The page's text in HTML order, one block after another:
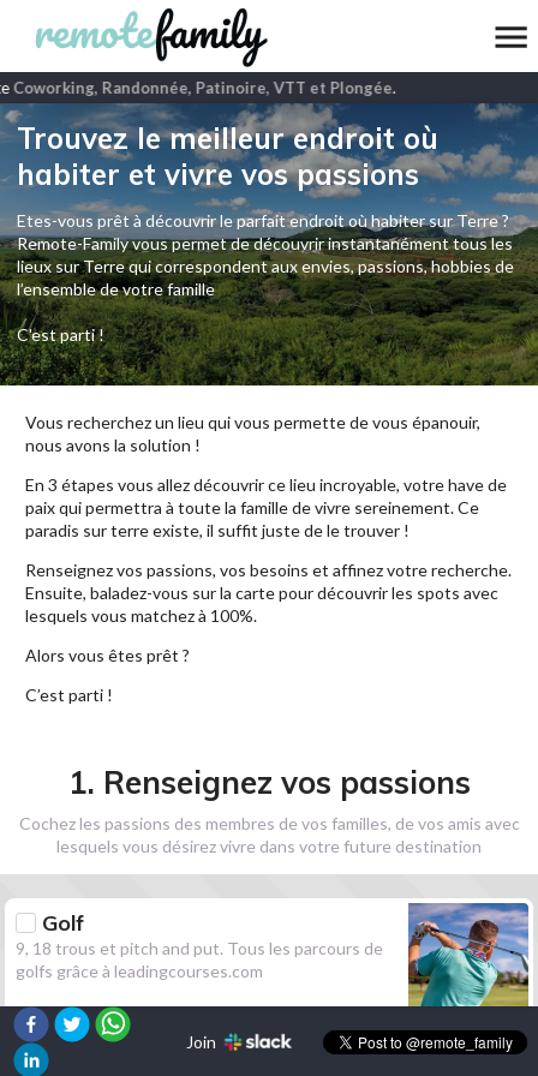
Coworking, Randonnée, Patinoire, VTT et Plongée.
Trouvez le meilleur endroit où
habiter et vivre vos passions
Etes-vous prêt à découvrir le parfait endroit où habiter sur Terre ?
Remote-Family vous permet de découvrir instantanément tous les
lieux sur Terre qui correspondent aux envies, passions, hobbies de
l’ensemble de votre famille
C'est parti !
Vous recherchez un lieu qui vous permette de vous épanouir,
nous avons la solution !
En 3 étapes vous allez découvrir ce lieu incroyable, votre have de
paix qui permettra à toute la famille de vivre sereinement. Ce
paradis sur terre existe, il suffit juste de le trouver !
Renseignez vos passions, vos besoins et affinez votre recherche.
Ensuite, baladez-vous sur la carte pour découvrir les spots avec
lesquels vous matchez à 100%.
Alors vous êtes prêt ?
C’est parti !
1. Renseignez vos passions
Cochez les passions des membres de vos familles, de vos amis avec
lesquels vous désirez vivre dans votre future destination
Golf
9, 18 trous et pitch and put. Tous les parcours de
golfs grâce à leadingcourses.com
Randonnée
Join